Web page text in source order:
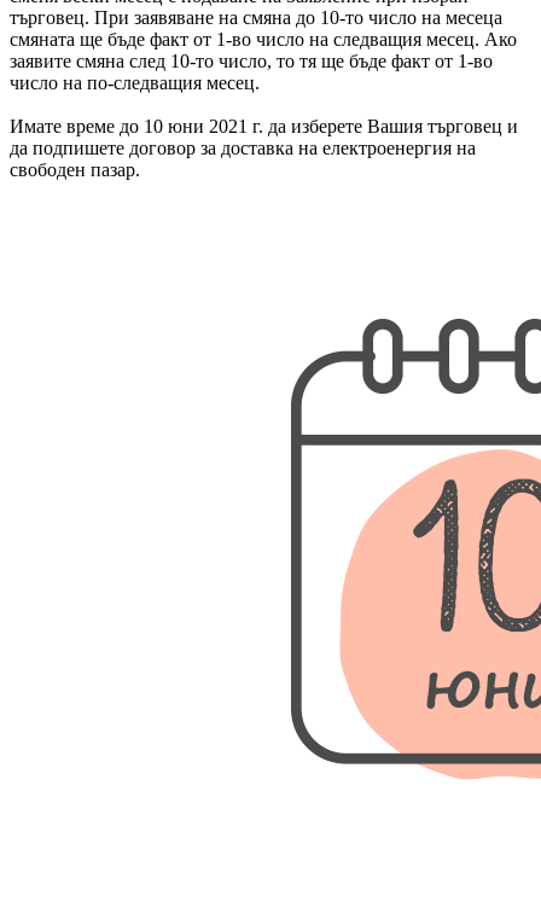
търговец. При заявяване на смяна до 10-то число на месеца
смяната ще бъде факт от 1-во число на следващия месец. Ако
заявите смяна след 10-то число, то тя ще бъде факт от 1-во
число на по-следващия месец.
Имате време до 10 юни 2021 г. да изберете Вашия търговец и
да подпишете договор за доставка на електроенергия на
свободен пазар.